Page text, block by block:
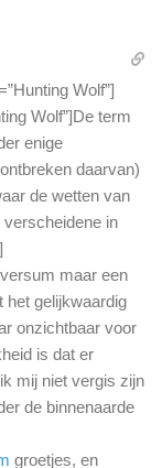
Wolf”]
Wolf”]De term
enige
daarvan)
de wetten van
in
maar een
het gelijkwaardig
onzichtbaar voor
is dat er
mij niet vergis zijn
de binnenaarde
groetjes, en